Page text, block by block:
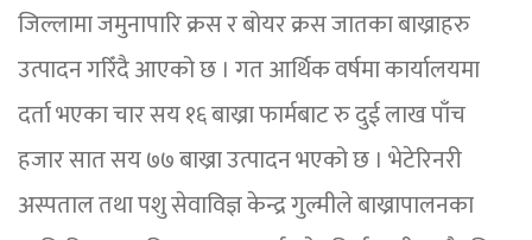
जिल्लामा जमुनापारि क्रस र बोयर क्रस जातका बाख्राहरु
उत्पादन गरिँदै आएको छ । गत आर्थिक वर्षमा कार्यालयमा
दर्ता भएका चार सय १६ बाख्रा फार्मबाट रु दुई लाख पाँच
हजार सात सय ७७ बाख्रा उत्पादन भएको छ । भेटेरिनरी
अस्पताल तथा पशु सेवाविज्ञ केन्द्र गुल्मीले बाख्रापालनका